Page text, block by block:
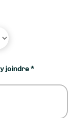
joindre *